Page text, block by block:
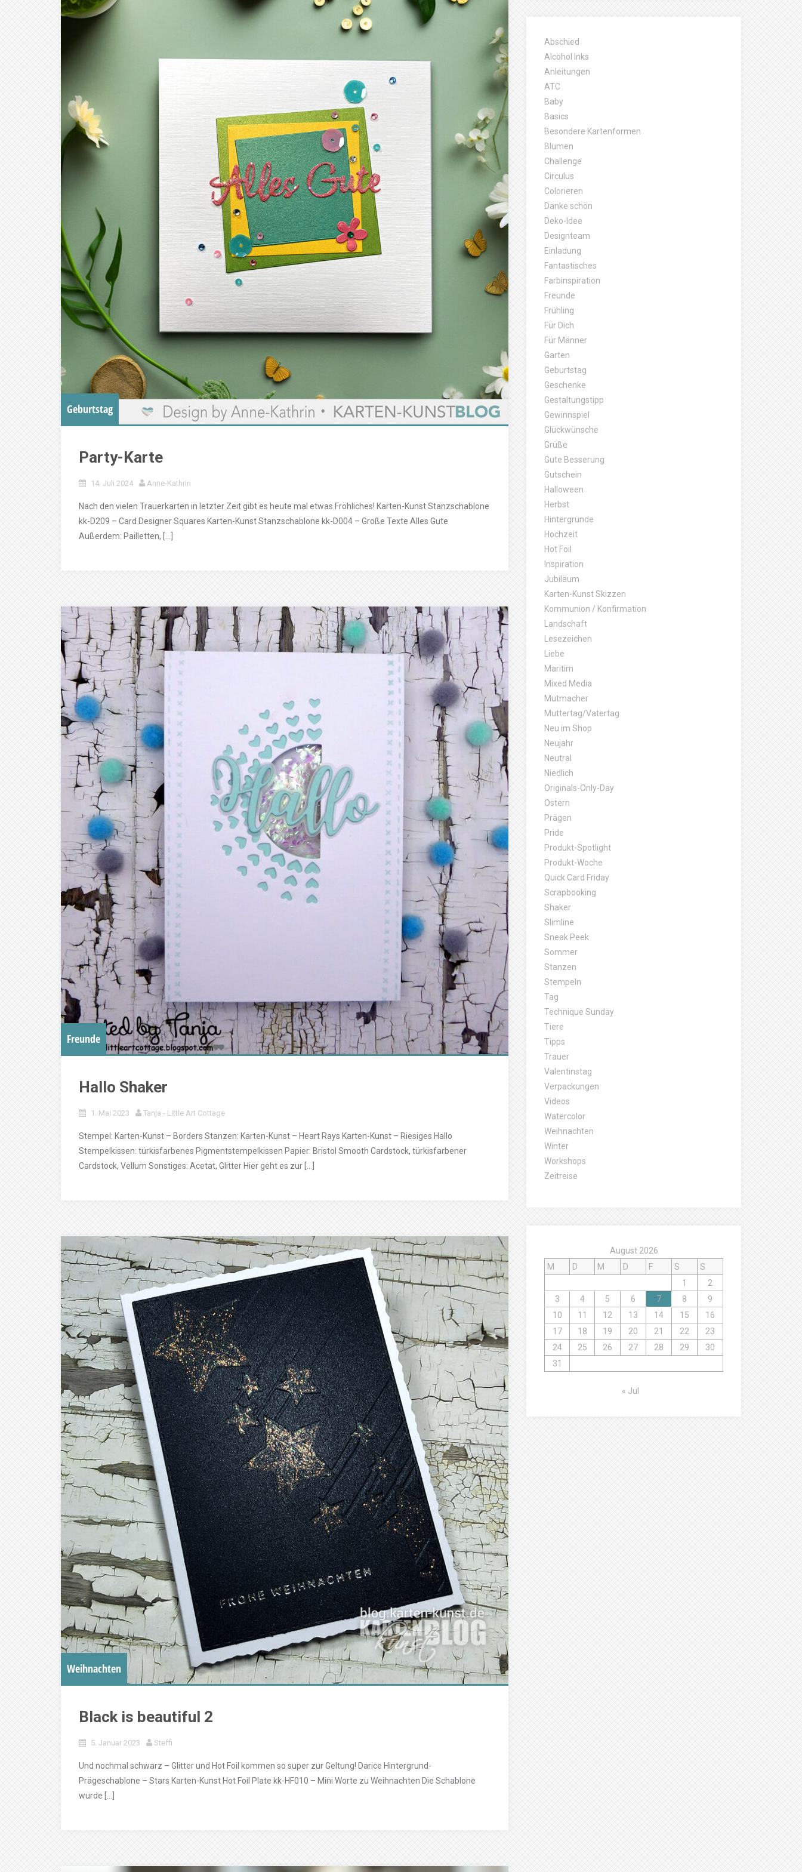
Geburtstag
Party-Karte
14. Juli 2024 Anne-Kathrin
Nach den vielen Trauerkarten in letzter Zeit gibt es heute mal etwas Fröhliches! Karten-Kunst Stanzschablone
kk-D209 – Card Designer Squares Karten-Kunst Stanzschablone kk-D004 – Große Texte Alles Gute
Außerdem: Pailletten, […]
Freunde
Hallo Shaker
1. Mai 2023 Tanja - Little Art Cottage
Stempel: Karten-Kunst – Borders Stanzen: Karten-Kunst – Heart Rays Karten-Kunst – Riesiges Hallo
Stempelkissen: türkisfarbenes Pigmentstempelkissen Papier: Bristol Smooth Cardstock, türkisfarbener
Cardstock, Vellum Sonstiges: Acetat, Glitter Hier geht es zur […]
Weihnachten
Black is beautiful 2
5. Januar 2023 Steffi
Und nochmal schwarz – Glitter und Hot Foil kommen so super zur Geltung! Darice Hintergrund-
Prägeschablone – Stars Karten-Kunst Hot Foil Plate kk-HF010 – Mini Worte zu Weihnachten Die Schablone
wurde […]
Abschied
Alcohol Inks
Anleitungen
ATC
Baby
Basics
Besondere Kartenformen
Blumen
Challenge
Circulus
Colorieren
Danke schön
Deko-Idee
Designteam
Einladung
Fantastisches
Farbinspiration
Freunde
Frühling
Für Dich
Für Männer
Garten
Geburtstag
Geschenke
Gestaltungstipp
Gewinnspiel
Glückwünsche
Grüße
Gute Besserung
Gutschein
Halloween
Herbst
Hintergründe
Hochzeit
Hot Foil
Inspiration
Jubiläum
Karten-Kunst Skizzen
Kommunion / Konfirmation
Landschaft
Lesezeichen
Liebe
Maritim
Mixed Media
Mutmacher
Muttertag/Vatertag
Neu im Shop
Neujahr
Neutral
Niedlich
Originals-Only-Day
Ostern
Prägen
Pride
Produkt-Spotlight
Produkt-Woche
Quick Card Friday
Scrapbooking
Shaker
Slimline
Sneak Peek
Sommer
Stanzen
Stempeln
Tag
Technique Sunday
Tiere
Tipps
Trauer
Valentinstag
Verpackungen
Videos
Watercolor
Weihnachten
Winter
Workshops
Zeitreise
August 2026
M
D M D F S
S
1
2
3
4 5 6 7 8
9
10
11 12 13 14 15
16
17
18 19 20 21 22
23
24
25 26 27 28 29
30
31
« Jul